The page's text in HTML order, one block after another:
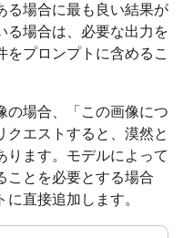
る場合に最も良い結果が
る場合は、必要な出力を
をプロンプトに含めるこ
の場合、「この画像につ
クエストすると、漠然と
ります。モデルによって
ことを必要とする場合
直接追加します。